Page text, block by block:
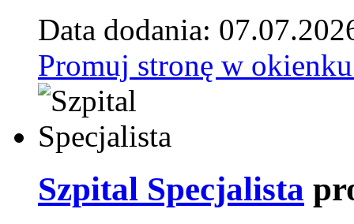
Data dodania:
Promuj stronę w
Szpital Specjalista